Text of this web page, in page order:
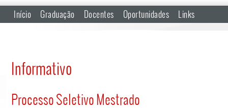
Início Graduação Docentes Oportunidades Links
Informativo
Processo Seletivo Mestrado